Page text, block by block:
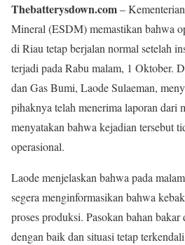
Thebatterysdown.com–
Mineral (ESDM) memastikan bahwa
di Riau tetap berjalan normal setelah
terjadi pada Rabu malam, 1 Oktober.
dan Gas Bumi, Laode Sulaeman,
pihaknya telah menerima laporan dari
menyatakan bahwa kejadian tersebut
operasional.
Laode menjelaskan bahwa pada
segera menginformasikan bahwa
proses produksi. Pasokan bahan
dengan baik dan situasi tetap